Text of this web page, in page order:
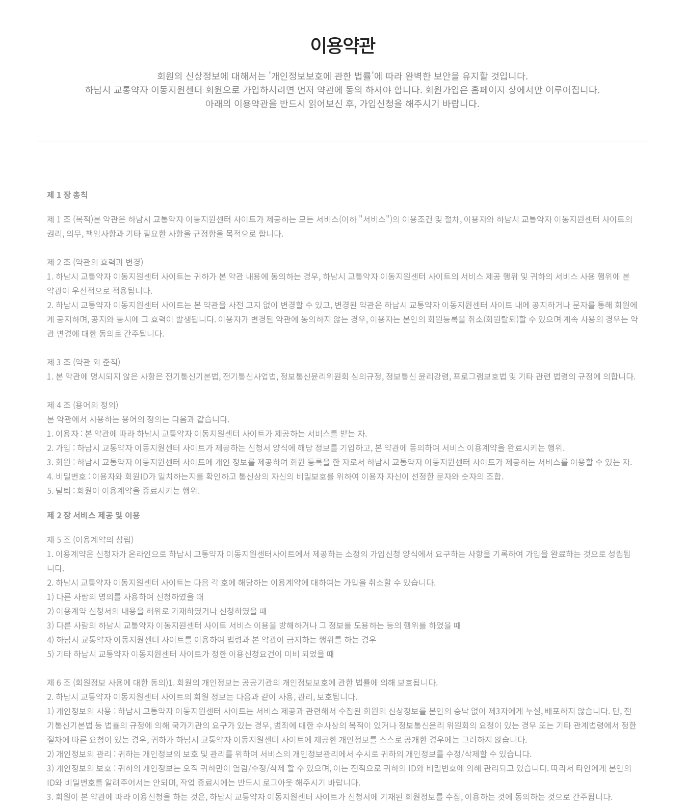
이용약관
회원의 신상정보에 대해서는 '개인정보보호에 관한 법률'에 따라 완벽한 보안을 유지할 것입니다.
하남시 교통약자 이동지원센터 회원으로 가입하시려면 먼저 약관에 동의 하셔야 합니다. 회원가입은 홈페이지 상에서만 이루어집니다.
아래의 이용약관을 반드시 읽어보신 후, 가입신청을 해주시기 바랍니다.
제 1 장 총칙
제 1 조 (목적)본 약관은 하남시 교통약자 이동지원센터 사이트가 제공하는 모든 서비스(이하 "서비스")의 이용조건 및 절차, 이용자와 하남시 교통약자 이동지원센터 사이트의
권리, 의무, 책임사항과 기타 필요한 사항을 규정함을 목적으로 합니다.
제 2 조 (약관의 효력과 변경)
1. 하남시 교통약자 이동지원센터 사이트는 귀하가 본 약관 내용에 동의하는 경우, 하남시 교통약자 이동지원센터 사이트의 서비스 제공 행위 및 귀하의 서비스 사용 행위에 본
약관이 우선적으로 적용됩니다.
2. 하남시 교통약자 이동지원센터 사이트는 본 약관을 사전 고지 없이 변경할 수 있고, 변경된 약관은 하남시 교통약자 이동지원센터 사이트 내에 공지하거나 문자를 통해 회원에
게 공지하며, 공지와 동시에 그 효력이 발생됩니다. 이용자가 변경된 약관에 동의하지 않는 경우, 이용자는 본인의 회원등록을 취소(회원탈퇴)할 수 있으며 계속 사용의 경우는 약
관 변경에 대한 동의로 간주됩니다.
제 3 조 (약관 외 준칙)
1. 본 약관에 명시되지 않은 사항은 전기통신기본법, 전기통신사업법, 정보통신윤리위원회 심의규정, 정보통신 윤리강령, 프로그램보호법 및 기타 관련 법령의 규정에 의합니다.
제 4 조 (용어의 정의)
본 약관에서 사용하는 용어의 정의는 다음과 같습니다.
1. 이용자 : 본 약관에 따라 하남시 교통약자 이동지원센터 사이트가 제공하는 서비스를 받는 자.
2. 가입 : 하남시 교통약자 이동지원센터 사이트가 제공하는 신청서 양식에 해당 정보를 기입하고, 본 약관에 동의하여 서비스 이용계약을 완료시키는 행위.
3. 회원 : 하남시 교통약자 이동지원센터 사이트에 개인 정보를 제공하여 회원 등록을 한 자로서 하남시 교통약자 이동지원센터 사이트가 제공하는 서비스를 이용할 수 있는 자.
4. 비밀번호 : 이용자와 회원ID가 일치하는지를 확인하고 통신상의 자신의 비밀보호를 위하여 이용자 자신이 선정한 문자와 숫자의 조합.
5. 탈퇴 : 회원이 이용계약을 종료시키는 행위.
제 2 장 서비스 제공 및 이용
제 5 조 (이용계약의 성립)
1. 이용계약은 신청자가 온라인으로 하남시 교통약자 이동지원센터사이트에서 제공하는 소정의 가입신청 양식에서 요구하는 사항을 기록하여 가입을 완료하는 것으로 성립됩
니다.
2. 하남시 교통약자 이동지원센터 사이트는 다음 각 호에 해당하는 이용계약에 대하여는 가입을 취소할 수 있습니다.
1) 다른 사람의 명의를 사용하여 신청하였을 때
2) 이용계약 신청서의 내용을 허위로 기재하였거나 신청하였을 때
3) 다른 사람의 하남시 교통약자 이동지원센터 사이트 서비스 이용을 방해하거나 그 정보를 도용하는 등의 행위를 하였을 때
4) 하남시 교통약자 이동지원센터 사이트를 이용하여 법령과 본 약관이 금지하는 행위를 하는 경우
5) 기타 하남시 교통약자 이동지원센터 사이트가 정한 이용신청요건이 미비 되었을 때
제 6 조 (회원정보 사용에 대한 동의)1. 회원의 개인정보는 공공기관의 개인정보보호에 관한 법률에 의해 보호됩니다.
2. 하남시 교통약자 이동지원센터 사이트의 회원 정보는 다음과 같이 사용, 관리, 보호됩니다.
1) 개인정보의 사용 : 하남시 교통약자 이동지원센터 사이트는 서비스 제공과 관련해서 수집된 회원의 신상정보를 본인의 승낙 없이 제3자에게 누설, 배포하지 않습니다. 단, 전
기통신기본법 등 법률의 규정에 의해 국가기관의 요구가 있는 경우, 범죄에 대한 수사상의 목적이 있거나 정보통신윤리 위원회의 요청이 있는 경우 또는 기타 관계법령에서 정한
절차에 따른 요청이 있는 경우, 귀하가 하남시 교통약자 이동지원센터 사이트에 제공한 개인정보를 스스로 공개한 경우에는 그러하지 않습니다.
2) 개인정보의 관리 : 귀하는 개인정보의 보호 및 관리를 위하여 서비스의 개인정보관리에서 수시로 귀하의 개인정보를 수정/삭제할 수 있습니다.
3) 개인정보의 보호 : 귀하의 개인정보는 오직 귀하만이 열람/수정/삭제 할 수 있으며, 이는 전적으로 귀하의 ID와 비밀번호에 의해 관리되고 있습니다. 따라서 타인에게 본인의
ID와 비밀번호를 알려주어서는 안되며, 작업 종료시에는 반드시 로그아웃 해주시기 바랍니다.
3. 회원이 본 약관에 따라 이용신청을 하는 것은, 하남시 교통약자 이동지원센터 사이트가 신청서에 기재된 회원정보를 수집, 이용하는 것에 동의하는 것으로 간주됩니다.